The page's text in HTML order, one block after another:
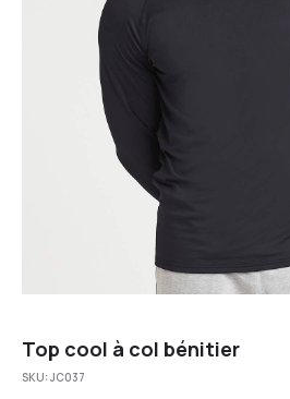
Top cool à col bénitier
SKU:JC037